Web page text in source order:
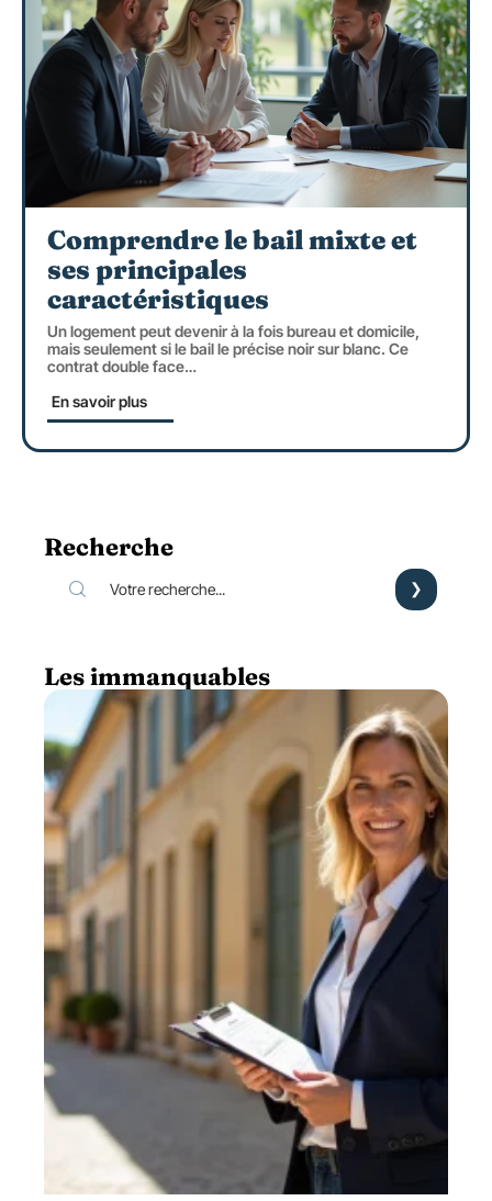
Comprendre le bail mixte et
ses principales
caractéristiques
Un logement peut devenir à la fois bureau et domicile,
mais seulement si le bail le précise noir sur blanc. Ce
contrat double face…
En savoir plus
Recherche
Les immanquables